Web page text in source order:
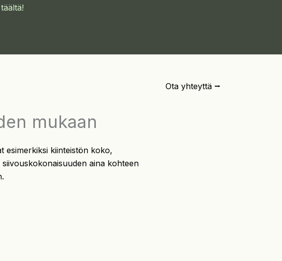
Ota yhteyttä ⭢
mukaan
esimerkiksi kiinteistön koko,
aina kohteen